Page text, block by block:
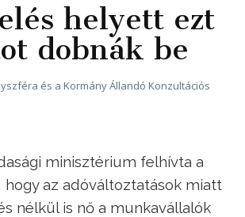
helyett ezt
dobnák be
és a Kormány Állandó Konzultációs
minisztérium felhívta a
hogy az adóváltoztatások miatt
nélkül is nő a munkavállalók